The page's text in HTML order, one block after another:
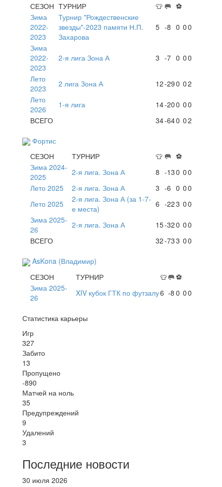
СЕЗОН ТУРНИР 👕 🥅 ⚽
Зима
2022-
2023
Турнир "Рождественские
звезды"-2023 памяти Н.П.
Захарова
5 -8 0 00
Зима
2022-
2023
2-я лига Зона А 3 -7 0 00
Лето
2023
2 лига Зона А 12-290 02
Лето
2026
1-я лига 14-200 00
ВСЕГО
34-640 02
Фортис
СЕЗОН
ТУРНИР 👕 🥅 ⚽
Зима 2024-
2025
2-я лига. Зона А 8 -130 00
Лето 2025
2-я лига. Зона А 3 -6 0 00
Лето 2025
2-я лига. Зона А (за 1-7-
е места)
6 -223 00
Зима 2025-
26
2-я лига. Зона А 15-320 00
ВСЕГО
32-733 00
AsKona (Владимир)
СЕЗОН
ТУРНИР 👕🥅⚽
Зима 2025-
26
XIV кубок ГТК по футзалу6 -8 0 00
Статистика карьеры
Игр
327
Забито
13
Пропущено
-890
Матчей на ноль
35
Предупреждений
9
Удалений
3
Последние новости
30 июля 2026